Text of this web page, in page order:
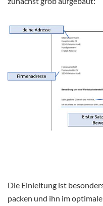
Die Einleitung ist
packen und ihn im